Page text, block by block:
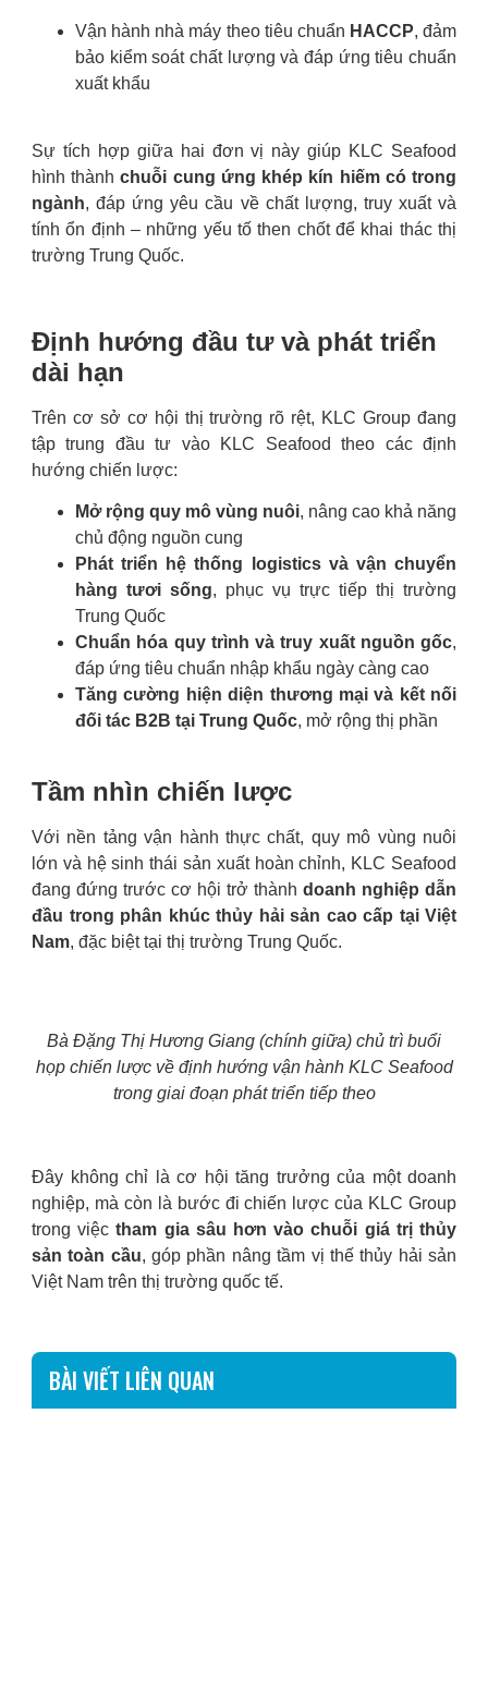
Vận hành nhà máy theo tiêu chuẩn HACCP, đảm
bảo kiểm soát chất lượng và đáp ứng tiêu chuẩn
xuất khẩu
Sự tích hợp giữa hai đơn vị này giúp KLC Seafood
hình thànhchuỗi cung ứng khép kín hiếm có trong
ngành, đáp ứng yêu cầu về chất lượng, truy xuất và
tính ổn định – những yếu tố then chốt để khai thác thị
trường Trung Quốc.
Định hướng đầu tư và phát triển
dài hạn
Trên cơ sở cơ hội thị trường rõ rệt, KLC Group đang
tập trung đầu tư vào KLC Seafood theo các định
hướng chiến lược:
Mở rộng quy mô vùng nuôi, nâng cao khả năng
chủ động nguồn cung
Phát triển hệ thống logistics và vận chuyển
hàng tươi sống, phục vụ trực tiếp thị trường
Trung Quốc
Chuẩn hóa quy trình và truy xuất nguồn gốc,
đáp ứng tiêu chuẩn nhập khẩu ngày càng cao
Tăng cường hiện diện thương mại và kết nối
đối tác B2B tại Trung Quốc, mở rộng thị phần
Tầm nhìn chiến lược
Với nền tảng vận hành thực chất, quy mô vùng nuôi
lớn và hệ sinh thái sản xuất hoàn chỉnh, KLC Seafood
đang đứng trước cơ hội trở thành doanh nghiệp dẫn
đầu trong phân khúc thủy hải sản cao cấp tại Việt
Nam, đặc biệt tại thị trường Trung Quốc.
Bà Đặng Thị Hương Giang (chính giữa) chủ trì buổi
họp chiến lược về định hướng vận hành KLC Seafood
trong giai đoạn phát triển tiếp theo
Đây không chỉ là cơ hội tăng trưởng của một doanh
nghiệp, mà còn là bước đi chiến lược của KLC Group
trong việctham gia sâu hơn vào chuỗi giá trị thủy
sản toàn cầu, góp phần nâng tầm vị thế thủy hải sản
Việt Nam trên thị trường quốc tế.
BÀI VIẾT LIÊN QUAN